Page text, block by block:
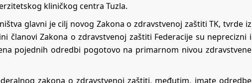
kliničkog centra Tuzla.
glavni je cilj novog Zakona o zdravstvenoj zaštiti TK, tvrde iz
članovi Zakona o zdravstvenoj zaštiti Federacije su neprecizni i
pojednih odredbi pogotovo na primarnom nivou zdravstvene
zakona o zdravstvenoj zaštiti, međutim, imate odredbe